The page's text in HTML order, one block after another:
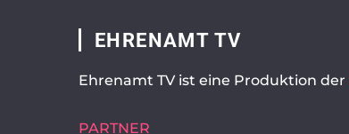
EHRENAMT TV
Ehrenamt TV ist eine Produktion der
PARTNER